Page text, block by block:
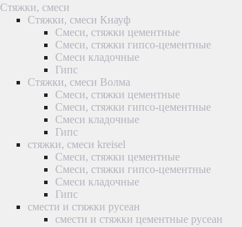
Стяжки, смеси
Стяжки, смеси Кнауф
Смеси, стяжки цементные
Смеси, стяжки гипсо-цементные
Смеси кладочные
Гипс
Стяжки, смеси Волма
Смеси, стяжки цементные
Смеси, стяжки гипсо-цементные
Смеси кладочные
Гипс
стяжки, смеси kreisel
Смеси, стяжки цементные
Смеси, стяжки гипсо-цементные
Смеси кладочные
Гипс
смести и стяжки русеан
смести и стяжки цементные русеан